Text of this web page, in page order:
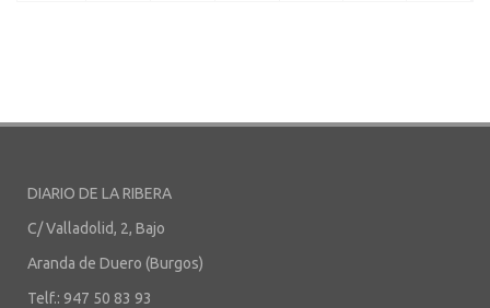
DIARIO DE LA RIBERA
C/ Valladolid, 2, Bajo
Aranda de Duero (Burgos)
Telf.: 947 50 83 93